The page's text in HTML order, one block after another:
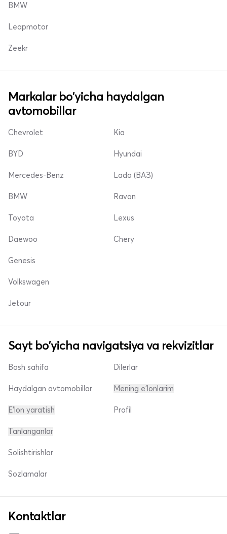
BMW
Leapmotor
Zeekr
Markalar bo'yicha haydalgan
avtomobillar
Chevrolet
BYD
Mercedes-Benz
Kia
Hyundai
Lada (ВАЗ)
BMW
Toyota
Daewoo
Ravon
Lexus
Chery
Genesis
Volkswagen
Jetour
Sayt bo'yicha navigatsiya va rekvizitlar
Bosh sahifa
Haydalgan avtomobillar
E'lon yaratish
Dilerlar
Mening e'lonlarim
Profil
Tanlanganlar
Solishtirishlar
Sozlamalar
Kontaktlar